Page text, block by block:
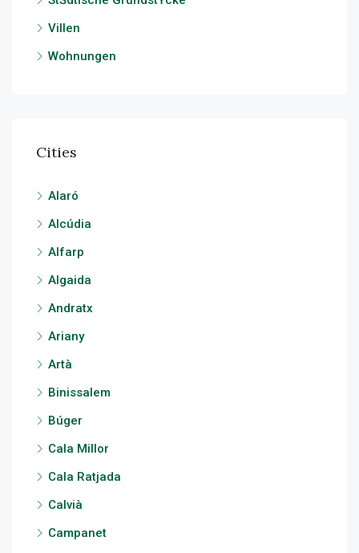
Villen
Wohnungen
Cities
Alaró
Alcúdia
Alfarp
Algaida
Andratx
Ariany
Artà
Binissalem
Búger
Cala Millor
Cala Ratjada
Calvià
Campanet